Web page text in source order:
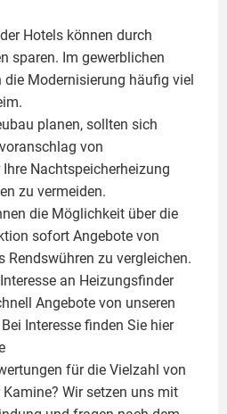
Hotels können durch
sparen. Im gewerblichen
Modernisierung häufig viel
planen, sollten sich
von
Nachtspeicherheizung
zu vermeiden.
die Möglichkeit über die
sofort Angebote von
Rendswühren zu vergleichen.
an Heizungsfinder
Angebote von unseren
Interesse finden Sie hier
für die Vielzahl von
Wir setzen uns mit